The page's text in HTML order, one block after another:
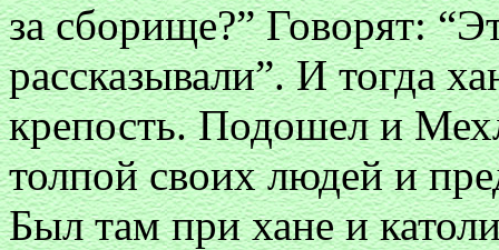
за сборище?” Говорят:
рассказывали”. И тогда
крепость. Подошел и
толпой своих людей и
Был там при хане и